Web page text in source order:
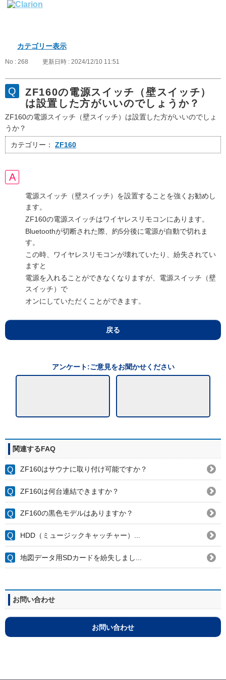
カテゴリー表示
No : 268 更新日時 : 2024/12/10 11:51
ZF160の電源スイッチ（壁スイッチ）
は設置した方がいいのでしょうか？
ZF160の電源スイッチ（壁スイッチ）は設置した方がいいのでしょ
うか？
カテゴリー： ZF160
電源スイッチ（壁スイッチ）を設置することを強くお勧めし
ます。
ZF160の電源スイッチはワイヤレスリモコンにあります。
Bluetoothが切断された際、約5分後に電源が自動で切れま
す。
この時、ワイヤレスリモコンが壊れていたり、紛失されてい
ますと
電源を入れることができなくなりますが、電源スイッチ（壁
スイッチ）で
オンにしていただくことができます。
戻る
アンケート:ご意見をお聞かせください
関連するFAQ
ZF160はサウナに取り付け可能ですか？
ZF160は何台連結できますか？
ZF160の黒色モデルはありますか？
HDD（ミュージックキャッチャー）...
地図データ用SDカードを紛失しまし...
お問い合わせ
お問い合わせ